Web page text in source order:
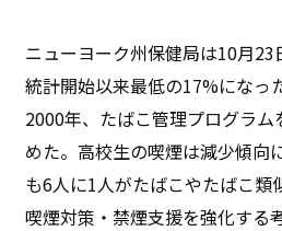
ニューヨーク州保健局は10月
統計開始以来最低の17%になっ
2000年、たばこ管理プログラ
めた。高校生の喫煙は減少傾向
も6人に1人がたばこやたばこ類
喫煙対策・禁煙支援を強化する